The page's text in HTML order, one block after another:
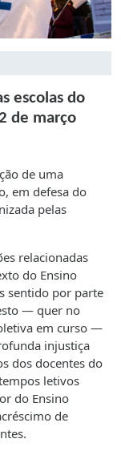
escolas do
de março
de uma
em defesa do
pelas
relacionadas
do Ensino
sentido por parte
— quer no
em curso —
injustiça
dos docentes do
letivos
do Ensino
de